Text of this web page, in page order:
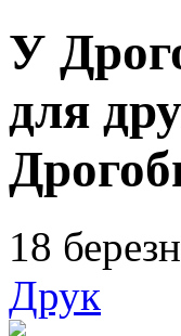
У
для
18
Друк